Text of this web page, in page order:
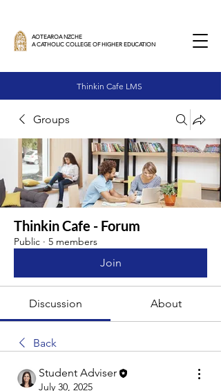
AOTEAROA NZCHE
A CATHOLIC COLLEGE OF HIGHER EDUCATION
Thinkin Cafe LMS
Groups
Thinkin Cafe - Forum
Public · 5 members
Join
Discussion About
Back
Student Adviser
July 30, 2025